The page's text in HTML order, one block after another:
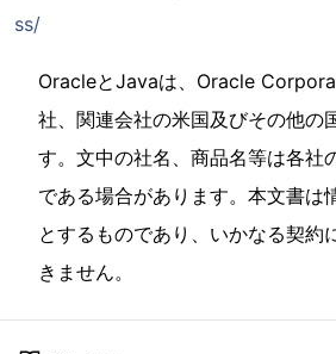
ss/
OracleとJavaは、Oracle
社、関連会社の米国及びその他の
す。文中の社名、商品名等は各社
である場合があります。本文書は
とするものであり、いかなる契約
きません。